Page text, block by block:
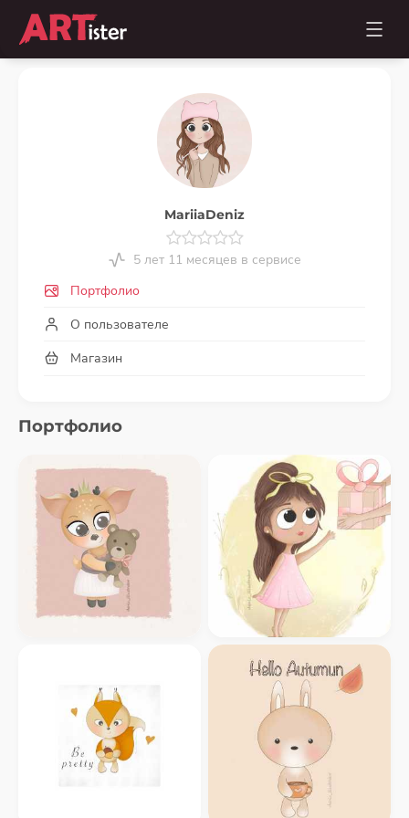
MariiaDeniz
5 лет 11 месяцев в сервисе
Портфолио
О пользователе
Магазин
Портфолио